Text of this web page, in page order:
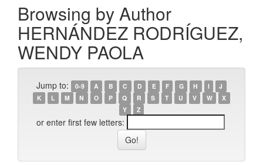
Browsing by Author
HERNÁNDEZ RODRÍGUEZ,
WENDY PAOLA
Jump to: 0-9 A B C D E F G H I
J
K
L M N O P Q R S T U V W
X
Y
Z
or enter first few letters: